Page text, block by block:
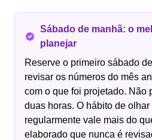
Sábado de manhã: o
planejar
Reserve o primeiro sábado
revisar os números do mês
com o que foi projetado. Não
duas horas. O hábito de
regularmente vale mais do
elaborado que nunca é